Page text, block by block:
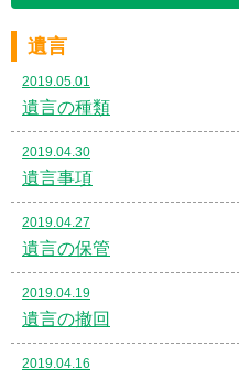
遺言
2019.05.01
遺言の種類
2019.04.30
遺言事項
2019.04.27
遺言の保管
2019.04.19
遺言の撤回
2019.04.16